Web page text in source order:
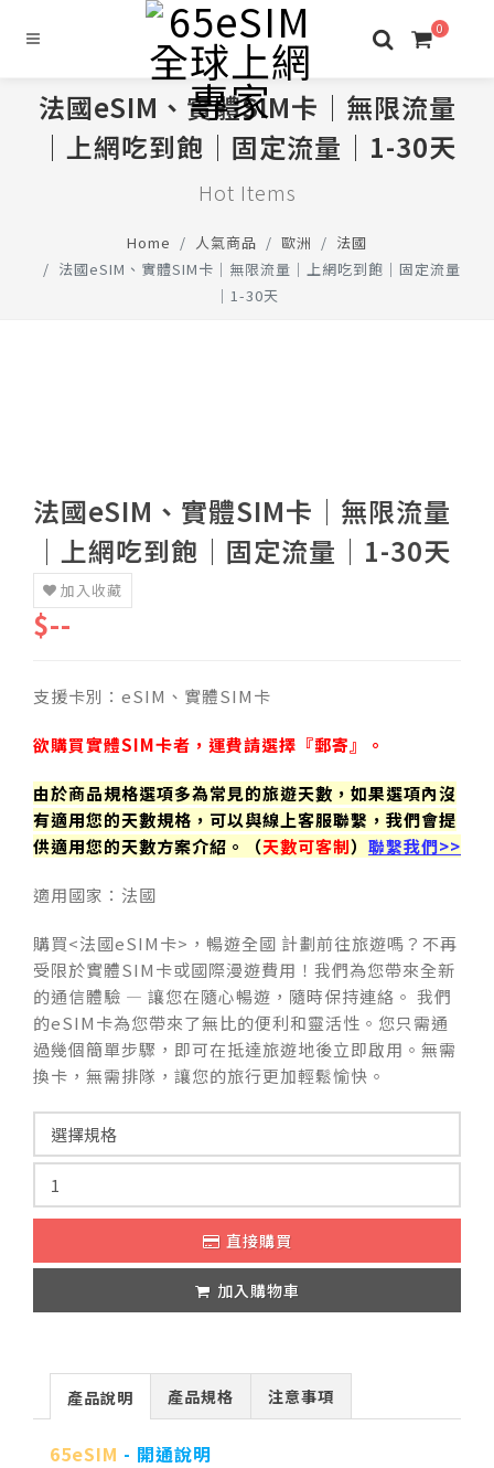
0
法國eSIM、實體SIM卡│無限流量
│上網吃到飽│固定流量│1-30天
Hot Items
Home 人氣商品 歐洲
法國
法國eSIM、實體SIM卡│無限流量│上網吃到飽│固定流量
│1-30天
法國eSIM、實體SIM卡│無限流量
│上網吃到飽│固定流量│1-30天
加入收藏
$--
支援卡別：eSIM、實體SIM卡
欲購買實體SIM卡者，運費請選擇『郵寄』。
由於商品規格選項多為常見的旅遊天數，如果選項內沒
有適用您的天數規格，可以與線上客服聯繫，我們會提
供適用您的天數方案介紹。（天數可客制） 聯繫我們>>
適用國家：法國
購買<法國eSIM卡>，暢遊全國 計劃前往旅遊嗎？不再
受限於實體SIM卡或國際漫遊費用！我們為您帶來全新
的通信體驗 — 讓您在隨心暢遊，隨時保持連絡。 我們
的eSIM卡為您帶來了無比的便利和靈活性。您只需通
過幾個簡單步驟，即可在抵達旅遊地後立即啟用。無需
換卡，無需排隊，讓您的旅行更加輕鬆愉快。
直接購買
加入購物車
產品說明 產品規格 注意事項
65eSIM - 開通說明